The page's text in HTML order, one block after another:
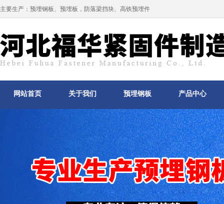
主要生产： 预埋钢板、 预埋板 ，防落梁挡块、高铁预埋件
网站首页 关于我们 预埋钢板 产品中心